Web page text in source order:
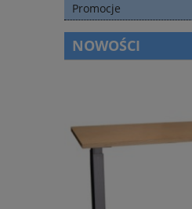
Promocje
NOWOŚCI